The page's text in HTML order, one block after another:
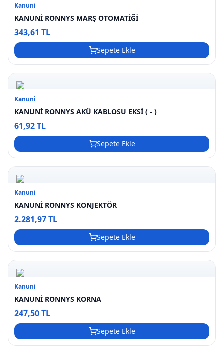
Kanuni
KANUNİ RONNYS MARŞ OTOMATİĞİ
343,61 TL
Sepete Ekle
Kanuni
KANUNİ RONNYS AKÜ KABLOSU EKSİ ( - )
61,92 TL
Sepete Ekle
Kanuni
KANUNİ RONNYS KONJEKTÖR
2.281,97 TL
Sepete Ekle
Kanuni
KANUNİ RONNYS KORNA
247,50 TL
Sepete Ekle